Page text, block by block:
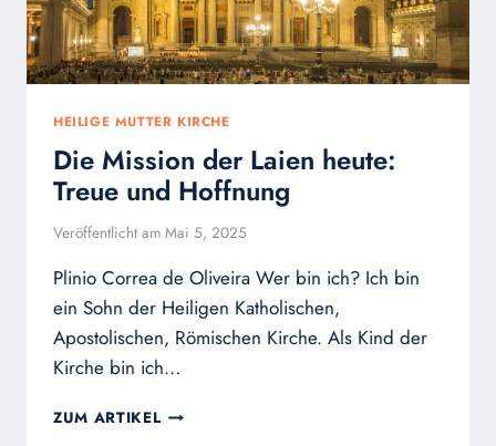
HEILIGE MUTTER KIRCHE
Die Mission der Laien heute:
Treue und Hoffnung
Veröffentlicht am Mai 5, 2025
Plinio Correa de Oliveira Wer bin ich? Ich bin
ein Sohn der Heiligen Katholischen,
Apostolischen, Römischen Kirche. Als Kind der
Kirche bin ich…
ZUM ARTIKEL DIE